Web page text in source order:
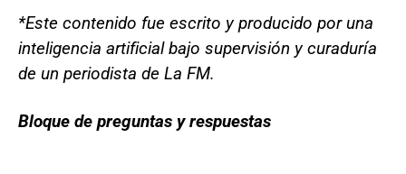
*Este contenido fue escrito y producido por una
inteligencia artificial bajo supervisión y curaduría
de un periodista de La FM.
Bloque de preguntas y respuestas